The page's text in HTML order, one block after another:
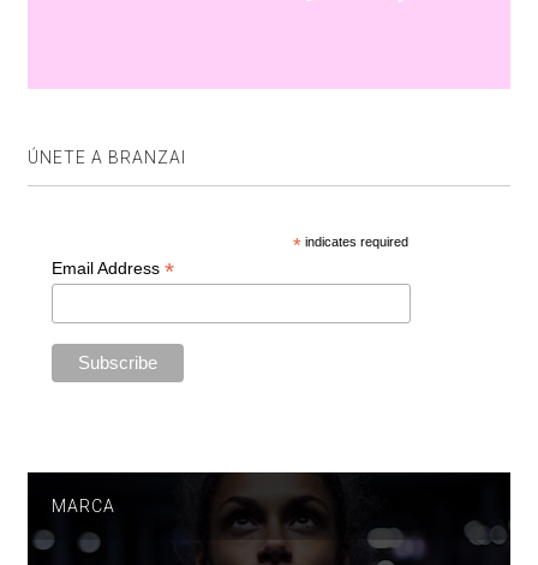
ÚNETE A BRANZAI
* indicates required
Email Address *
MARCA